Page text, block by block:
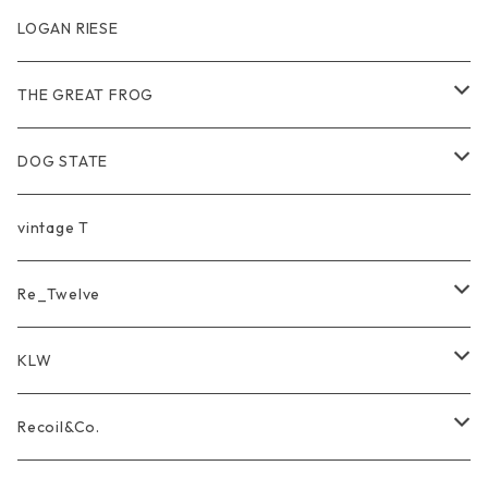
GOODS / 小物
Denim
Wear
Wallet&Other
Pierce
Limited
Other
Bracelet
Bag
Ring
Wear
LOGAN RIESE
THE GREAT FROG
Ring
Bracelet
Pendant
DOG STATE
Ring
Pendant
Other
Bracelet&Bangle
vintage T
Re_Twelve
Ring
unisex
Pendant
KLW
LongWallet
Recoil&Co.